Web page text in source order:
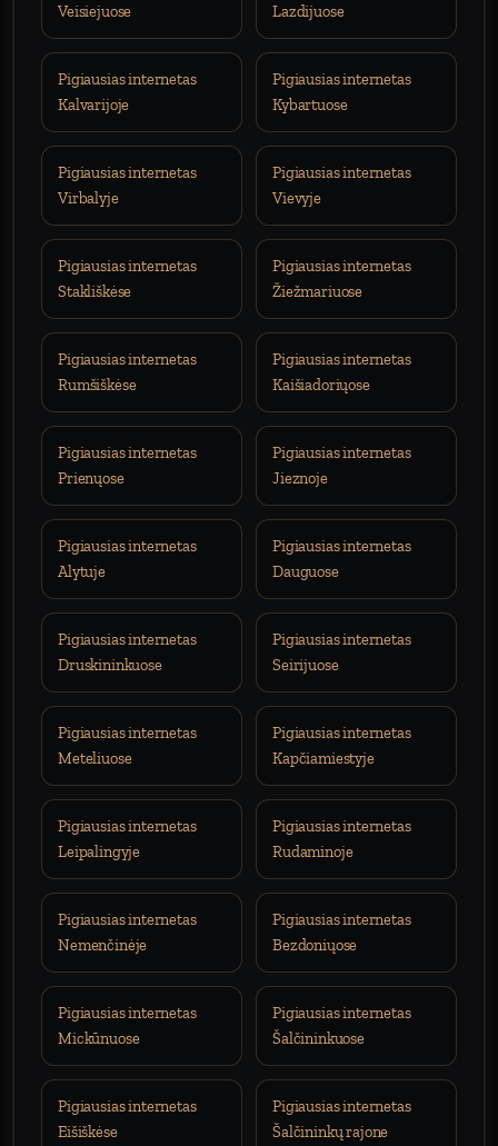
Veisiejuose
Lazdijuose
Pigiausias internetas
Kalvarijoje
Pigiausias internetas
Kybartuose
Pigiausias internetas
Virbalyje
Pigiausias internetas
Vievyje
Pigiausias internetas
Stakliškėse
Pigiausias internetas
Žiežmariuose
Pigiausias internetas
Rumšiškėse
Pigiausias internetas
Kaišiadoriųose
Pigiausias internetas
Prienųose
Pigiausias internetas
Jieznoje
Pigiausias internetas
Alytuje
Pigiausias internetas
Dauguose
Pigiausias internetas
Druskininkuose
Pigiausias internetas
Seirijuose
Pigiausias internetas
Meteliuose
Pigiausias internetas
Kapčiamiestyje
Pigiausias internetas
Leipalingyje
Pigiausias internetas
Rudaminoje
Pigiausias internetas
Nemenčinėje
Pigiausias internetas
Bezdoniųose
Pigiausias internetas
Mickūnuose
Pigiausias internetas
Šalčininkuose
Pigiausias internetas
Eišiškėse
Pigiausias internetas
Šalčininkų rajone